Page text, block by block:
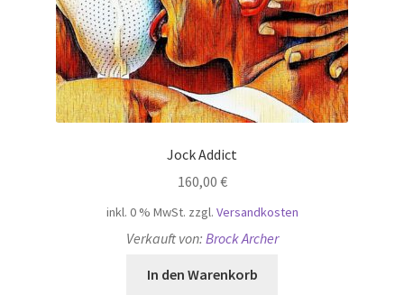
Jock Addict
160,00 €
inkl. 0 % MwSt. zzgl. Versandkosten
Verkauft von: Brock Archer
In den Warenkorb